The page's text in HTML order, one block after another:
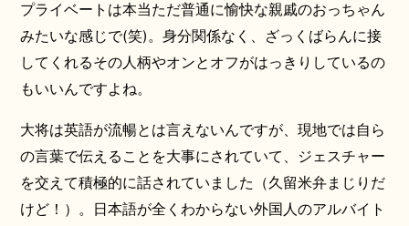
プライベートは本当ただ普通に愉快な親戚のおっちゃん
みたいな感じで(笑)。身分関係なく、ざっくばらんに接
してくれるその人柄やオンとオフがはっきりしているの
もいいんですよね。
大将は英語が流暢とは言えないんですが、現地では自ら
の言葉で伝えることを大事にされていて、ジェスチャー
を交えて積極的に話されていました（久留米弁まじりだ
けど！）。日本語が全くわからない外国人のアルバイト